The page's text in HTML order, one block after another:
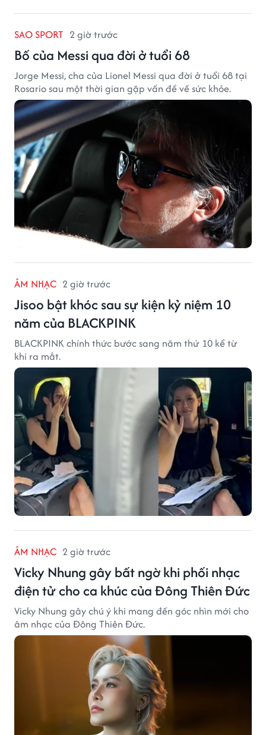
SAO SPORT 2 giờ trước
Bố của Messi qua đời ở tuổi 68
Jorge Messi, cha của Lionel Messi qua đời ở tuổi 68 tại
Rosario sau một thời gian gặp vấn đề về sức khỏe.
ÂM NHẠC 2 giờ trước
Jisoo bật khóc sau sự kiện kỷ niệm 10
năm của BLACKPINK
BLACKPINK chính thức bước sang năm thứ 10 kể từ
khi ra mắt.
ÂM NHẠC 2 giờ trước
Vicky Nhung gây bất ngờ khi phối nhạc
điện tử cho ca khúc của Đông Thiên Đức
Vicky Nhung gây chú ý khi mang đến góc nhìn mới cho
âm nhạc của Đông Thiên Đức.